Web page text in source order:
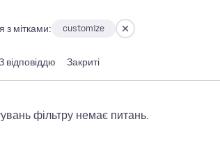
з мітками: customize
відповіддю Закриті
фільтру немає питань.